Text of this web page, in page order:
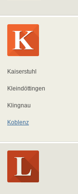
Kaiserstuhl
Kleindöttingen
Klingnau
Koblenz